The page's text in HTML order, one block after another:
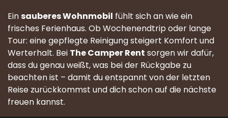
Ein sauberes Wohnmobil fühlt sich an wie ein
frisches Ferienhaus. Ob Wochenendtrip oder lange
Tour: eine gepflegte Reinigung steigert Komfort und
Werterhalt. Bei The Camper Rent sorgen wir dafür,
dass du genau weißt, was bei der Rückgabe zu
beachten ist – damit du entspannt von der letzten
Reise zurückkommst und dich schon auf die nächste
freuen kannst.